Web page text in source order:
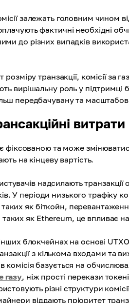
залежать головним чином
фактичні необхідні
до різних випадків
транзакції, комісії за
вирішальну роль у підтримці
передбачувану та
витрати
фіксованою та може
на кінцеву вартість.
надсилають транзакції
У періоди низького трафіку
як біткойн,
як Ethereum, це впливає
блокчейнах на основі UTXO
з кількома входами
базується на
газу, ніж прості перекази
різні структури
віддають пріоритет